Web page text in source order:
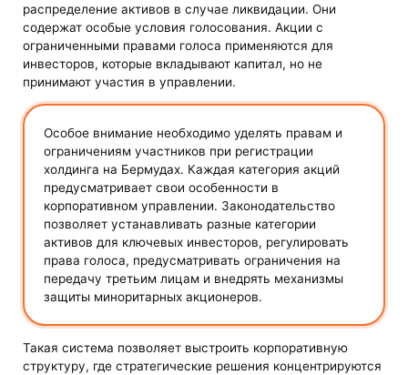
распределение активов в случае ликвидации. Они
содержат особые условия голосования. Акции с
ограниченными правами голоса применяются для
инвесторов, которые вкладывают капитал, но не
принимают участия в управлении.
Особое внимание необходимо уделять правам и
ограничениям участников при регистрации
холдинга на Бермудах. Каждая категория акций
предусматривает свои особенности в
корпоративном управлении. Законодательство
позволяет устанавливать разные категории
активов для ключевых инвесторов, регулировать
права голоса, предусматривать ограничения на
передачу третьим лицам и внедрять механизмы
защиты миноритарных акционеров.
Такая система позволяет выстроить корпоративную
структуру, где стратегические решения концентрируются